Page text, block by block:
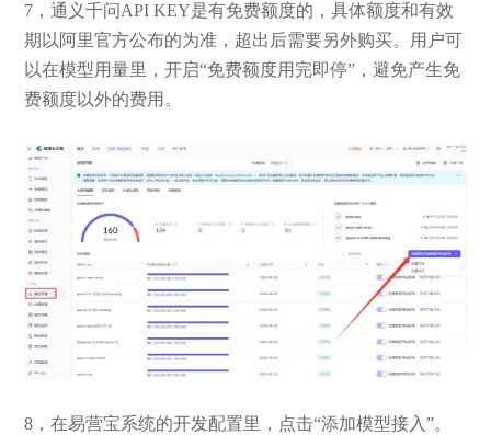
7，通义千问API KEY是有免费额度的，具体额度和有效
期以阿里官方公布的为准，超出后需要另外购买。用户可
以在模型用量里，开启“免费额度用完即停”，避免产生免
费额度以外的费用。
8，在易营宝系统的开发配置里，点击“添加模型接入”。